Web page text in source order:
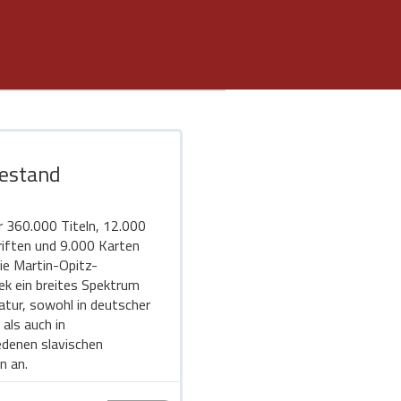
360.000 Titeln, 12.000
und 9.000 Karten
Martin-Opitz-
ein breites Spektrum
sowohl in deutscher
auch in
slavischen
an.